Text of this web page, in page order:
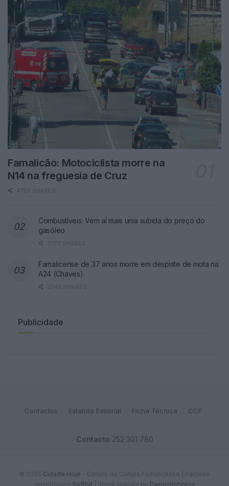
Famalicão: Motociclista morre na
N14 na freguesia de Cruz
4725 SHARES
Combustíveis: Vem aí mais uma subida do preço do
gasóleo
3779 SHARES
Famalicense de 37 anos morre em despiste de mota na
A24 (Chaves)
2545 SHARES
Publicidade
Contactos Estatuto Editorial Ficha Técnica CCF
Contacto 252 301 780
© 2026 Cidade Hoje - Circulo de Cultura Famalicense | Parceiro
tecnológico Softbit Stock images by Depositphotos